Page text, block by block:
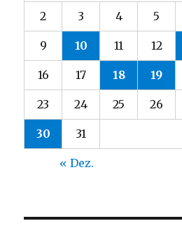
2 3 4 5
9 10 11 12
16 17 18 19
23 24 25 26
30 31
« Dez.